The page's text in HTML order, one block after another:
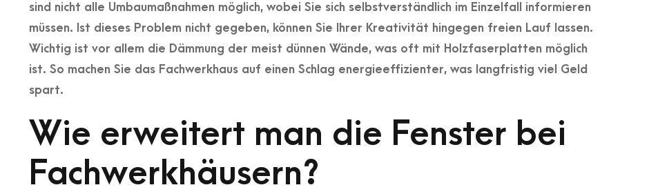
sind nicht alle Umbaumaßnahmen möglich, wobei Sie sich selbstverständlich im Einzelfall informieren
müssen. Ist dieses Problem nicht gegeben, können Sie Ihrer Kreativität hingegen freien Lauf lassen.
Wichtig ist vor allem die Dämmung der meist dünnen Wände, was oft mit Holzfaserplatten möglich
ist. So machen Sie das Fachwerkhaus auf einen Schlag energieeffizienter, was langfristig viel Geld
spart.
Wie erweitert man die Fenster bei
Fachwerkhäusern?